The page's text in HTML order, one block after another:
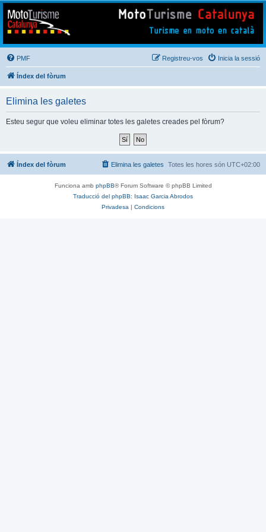
Mototurisme
Turisme en moto en català
PMF Inicia la sessió
Registreu-vos
Índex del fòrum
Elimina les galetes
Esteu segur que voleu eliminar totes les galetes creades pel fòrum?
Índex del fòrum Totes les hores són UTC+02:00
Elimina les galetes
Funciona amb phpBB® Forum Software © phpBB Limited
Traducció del phpBB: Isaac Garcia Abrodos
Privadesa | Condicions